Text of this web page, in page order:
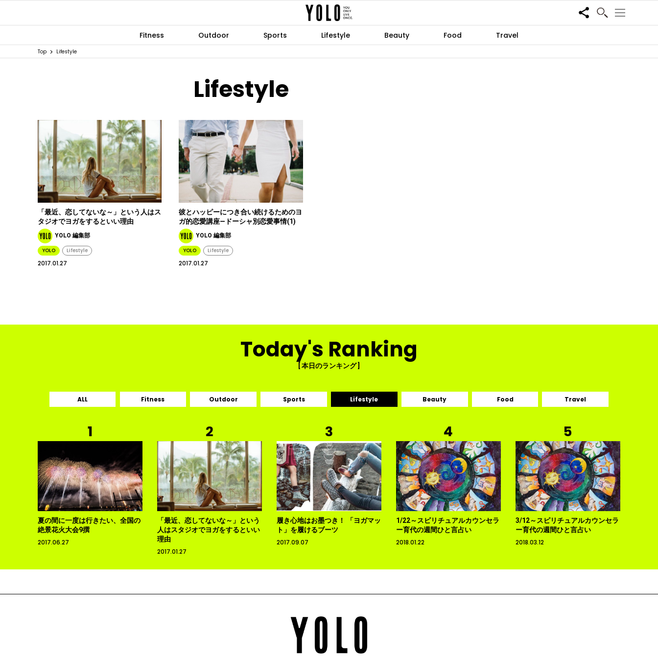
Share
Fitness Outdoor Sports Lifestyle Beauty Food Travel
Top Lifestyle
Lifestyle
「最近、恋してないな～」という人はス
タジオでヨガをするといい理由
YOLO 編集部
YOLO Lifestyle
2017.01.27
彼とハッピーにつき合い続けるためのヨ
ガ的恋愛講座―ドーシャ別恋愛事情(1)
YOLO 編集部
YOLO Lifestyle
2017.01.27
Today's Ranking
[ 本日のランキング ]
ALL Fitness Outdoor Sports Lifestyle Beauty Food Travel
夏の間に一度は行きたい、全国の
絶景花火大会9撰
2017.06.27
「最近、恋してないな～」という
人はスタジオでヨガをするといい
理由
2017.01.27
履き心地はお墨つき！ 「ヨガマッ
ト」を履けるブーツ
2017.09.07
1/22～スピリチュアルカウンセラ
ー育代の週間ひと言占い
2018.01.22
3/12～スピリチュアルカウンセラ
ー育代の週間ひと言占い
2018.03.12